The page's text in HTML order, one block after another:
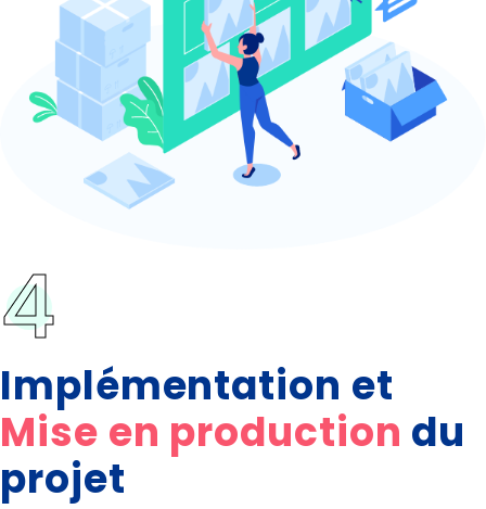
4
Implémentation et
Mise en production du
projet